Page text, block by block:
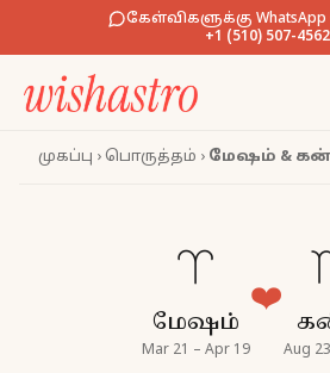
கேள்விகளுக்கு
+1 (510) 507-4562
முகப்பு › பொருத்தம் › மேஷம் &
♈
மேஷம்
Mar 21 – Apr 19
❤️
Aug